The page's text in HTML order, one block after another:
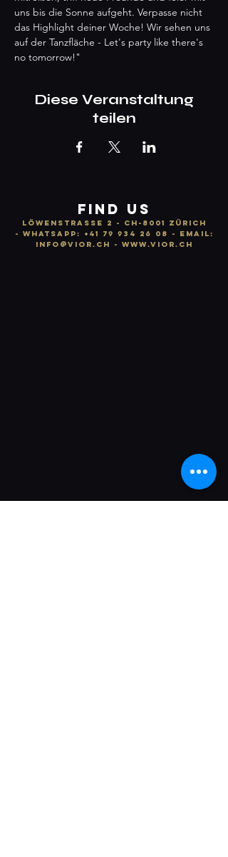
uns bis die Sonne aufgeht. Verpasse nicht
das Highlight deiner Woche! Wir sehen uns
auf der Tanzfläche - Let's party like there's
no tomorrow!"
Diese Veranstaltung
teilen
FIND US
LÖWENSTRASSE 2 - CH-8001 ZÜRICH
- WhatsApp: +41 79 934 26 08
- email:
info @vior.ch - www.vior.ch